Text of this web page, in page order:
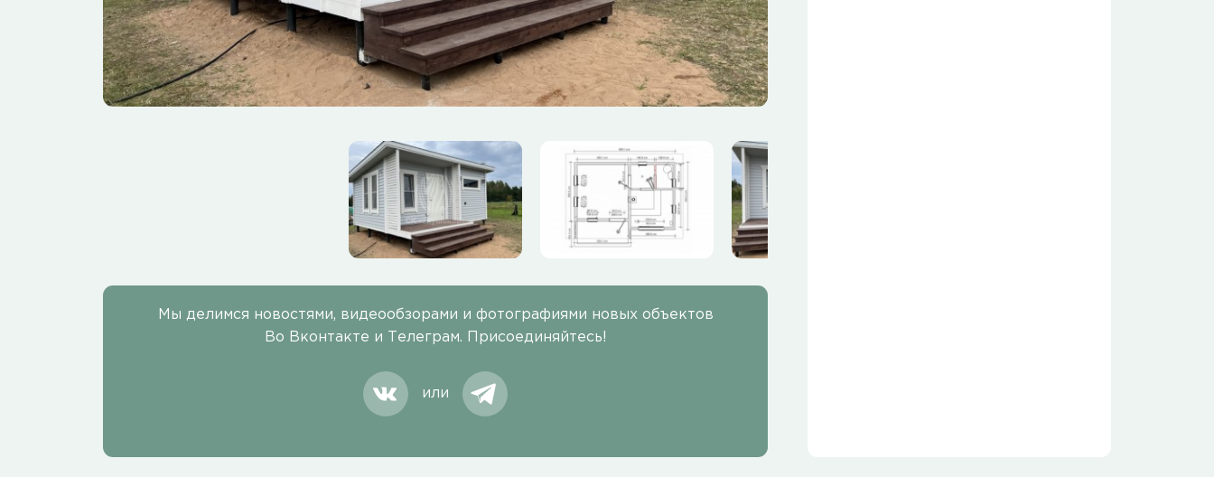
Мы делимся новостями, видеообзорами и фотографиями новых объектов
Во Вконтакте и Телеграм. Присоединяйтесь!
или